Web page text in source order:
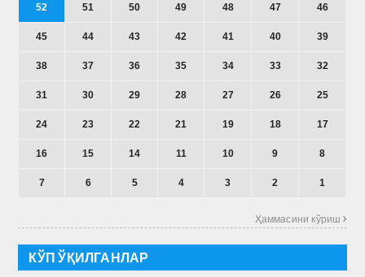
52 51 50 49 48 47 46
45 44 43 42 41 40 39
38 37 36 35 34 33 32
31 30 29 28 27 26 25
24 23 22 21 19 18 17
16 15 14 11 10 9 8
7 6 5 4 3 2 1
Ҳаммасини кўриш 
КЎП ЎҚИЛГАНЛАР